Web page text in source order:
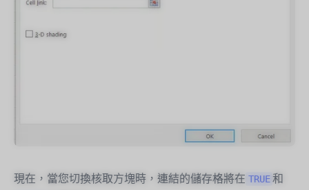
現在，當您切換核取方塊時，連結的儲存格將在 TRUE 和